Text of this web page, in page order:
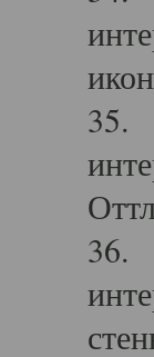
35.
36.